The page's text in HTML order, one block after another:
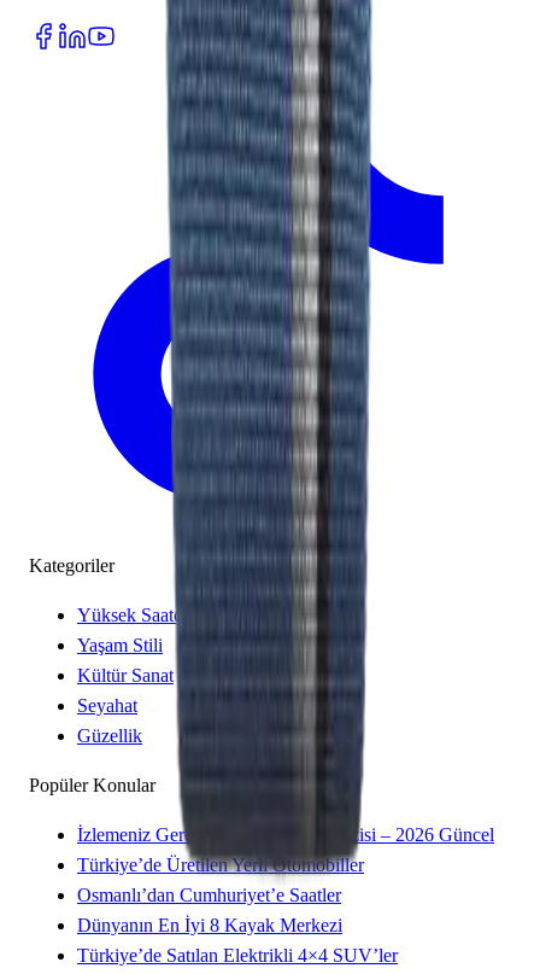
Kategoriler
Yüksek Saatçilik
Yaşam Stili
Kültür Sanat
Seyahat
Güzellik
Popüler Konular
İzlemeniz Gereken 15 Yeni Kore Dizisi – 2026 Güncel
Türkiye’de Üretilen Yerli Otomobiller
Osmanlı’dan Cumhuriyet’e Saatler
Dünyanın En İyi 8 Kayak Merkezi
Türkiye’de Satılan Elektrikli 4×4 SUV’ler